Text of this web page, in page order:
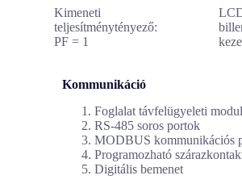
Kimeneti
teljesítménytényező:
PF = 1
Kommunikáció
Foglalat távfelügyeleti
RS-485 soros portok
MODBUS kommunikációs
Programozható
Digitális bemenet